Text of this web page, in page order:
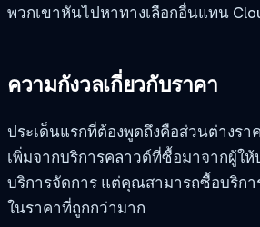
พวกเขาหันไปหาทางเลือกอื่นแทน
ความกังวลเกี่ยวกับราคา
ประเด็นแรกที่ต้องพูดถึงคือส่วนต่างรา
เพิ่มจากบริการคลาวด์ที่ซื้อมาจากผู้ให้
บริการจัดการ แต่คุณสามารถซื้อบริกา
ในราคาที่ถูกกว่ามาก